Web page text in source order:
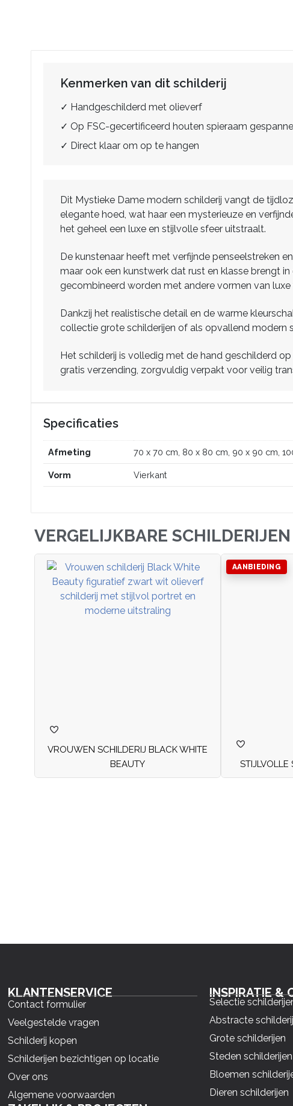
Kenmerken van dit schilderij
✓ Handgeschilderd met olieverf
✓ Op FSC-gecertificeerd houten spieraam
✓ Direct klaar om op te hangen
Dit Mystieke Dame modern schilderij vangt de
elegante hoed, wat haar een mysterieuze en
het geheel een luxe en stijlvolle sfeer uitstraalt.
De kunstenaar heeft met verfijnde penseelstreken
maar ook een kunstwerk dat rust en klasse brengt
gecombineerd worden met andere vormen van
Dankzij het realistische detail en de warme
collectie grote schilderijen of als opvallend modern
Het schilderij is volledig met de hand geschilderd
gratis verzending, zorgvuldig verpakt voor veilig
Specificaties
Afmeting 70 x 70 cm, 80 x 80 cm, 90 x 90 cm,
Vorm Vierkant
VERGELIJKBARE SCHILDERIJEN
VROUWEN SCHILDERIJ BLACK WHITE
BEAUTY
AANBIEDING
STIJLVOLLE
KLANTENSERVICE
Contact formulier
Veelgestelde vragen
Schilderij kopen
Schilderijen bezichtigen op locatie
Over ons
Algemene voorwaarden
INSPIRATIE &
Selectie
Abstracte
Grote schilderijen
Steden schilderijen
Bloemen
Dieren schilderijen